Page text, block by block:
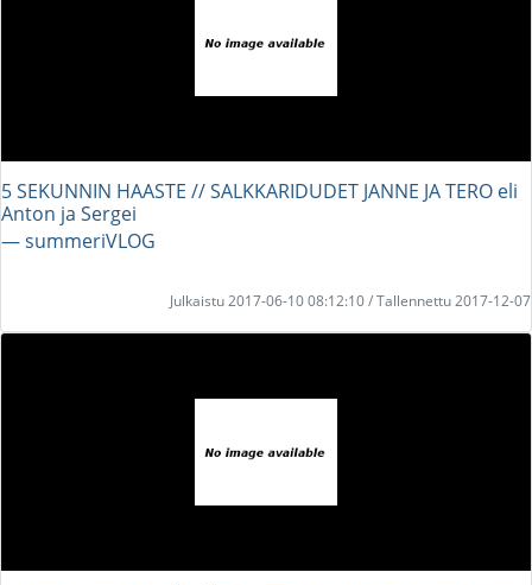
5 SEKUNNIN HAASTE // SALKKARIDUDET JANNE JA TERO eli
Anton ja Sergei
― summeriVLOG
Julkaistu 2017-06-10 08:12:10 / Tallennettu 2017-12-07